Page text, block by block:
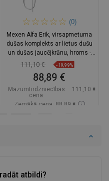
atbildi?
(0)
Mexen Alfa Erik, virsapmetuma
dušas komplekts ar lietus dušu
un dušas jaucējkrānu, hroms -
745740205-00
111,10 € -19,99%
88,89 €
Mazumtirdzniecības
cena:
111,10 €
Zemākā cena: 88,89 €